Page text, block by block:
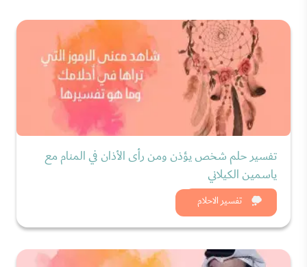
تفسير الاحلام
تفسير حلم شخص يؤذن ومن رأى الأذان في المنام مع
ياسمين الكيلاني
شاهد الان